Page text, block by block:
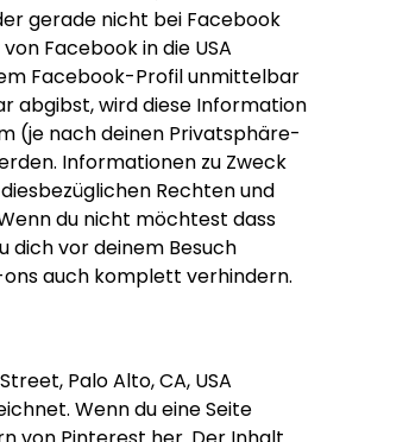
gerade nicht bei Facebook
Facebook in die USA
Facebook-Profil unmittelbar
abgibst, wird diese Information
(je nach deinen Privatsphäre-
Informationen zu Zweck
Rechten und
du nicht möchtest dass
vor deinem Besuch
auch komplett verhindern.
Palo Alto, CA, USA
Wenn du eine Seite